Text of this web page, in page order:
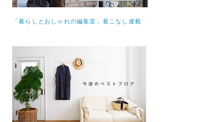
「暮らしとおしゃれの編集室」着こなし連載